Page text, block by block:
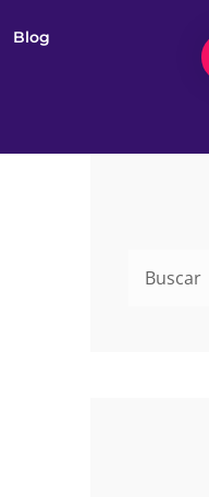
Blog